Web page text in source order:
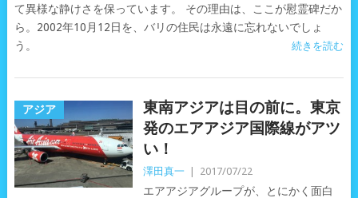
て異様な静けさを保っています。 その理由は、ここが慰霊碑だか
ら。2002年10月12日を、バリの住民は永遠に忘れないでしょ
う。
続きを読む
アジア
東南アジアは目の前に。東京
発のエアアジア国際線がアツ
い！
澤田真一 2017/07/22
エアアジアグループが、とにかく面白